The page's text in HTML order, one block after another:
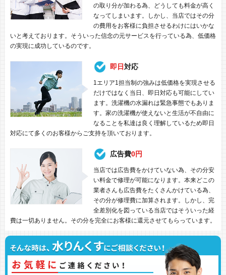
の取り分が加わる為、どうしても料金が高く
なってしまいます。しかし、当店ではその分
の費用をお客様に負担させるわけにはいかな
いと考えております。そういった信念の元サービスを行っている為、低価格
の実現に成功しているのです。
即日対応
1エリア1担当制の強みは低価格を実現させる
だけではなく当日、即日対応も可能にしてい
ます。洗濯機の水漏れは緊急事態でもありま
す。家の洗濯機が使えないと生活が不自由に
なることを私達は良く理解しているため即日
対応にて多くのお客様からご支持を頂いております。
広告費0円
当店では広告費をかけていない為、その分安
い料金で修理が可能になります。本来どこの
業者さんも広告費をたくさんかけている為、
その分が修理費に加算されます。しかし、完
全差別化を図っている当店ではそういった経
費は一切ありません。その分を完全にお客様に還元させてもらっています。